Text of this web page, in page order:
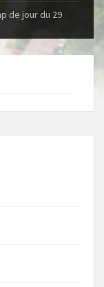
de jour du 29